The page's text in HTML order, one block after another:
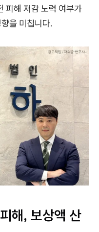
피해 저감 노력 여부가
을 미칩니다.
해, 보상액 산